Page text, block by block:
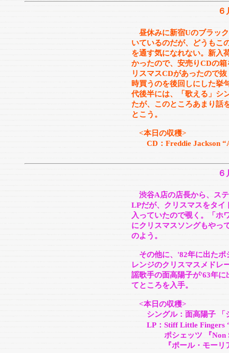
昼休みに新宿Uのブラッ
いているのだが、どうもこ
を通す気になれない。新入
かったので、安売りCDの
リスマスCDがあったので
時買うのを後回しにした挙
代後半には、「歌える」シ
たが、このところあまり話
とこう。
<本日の収穫>
CD：Freddie Jackson
渋谷A店の店長から、ス
LPだが、クリスマスをタイ
入っていたので覗く。「ホ
にクリスマスソングもやっ
のよう。
その他に、'82年に出たポ
レンジのクリスマスメドレ
謡歌手の面高陽子が'63年
てところを入手。
<本日の収穫>
シングル：面高陽子 「
LP：Stiff Little Fingers
ポシェッツ 『Non
『ポール・モーリア